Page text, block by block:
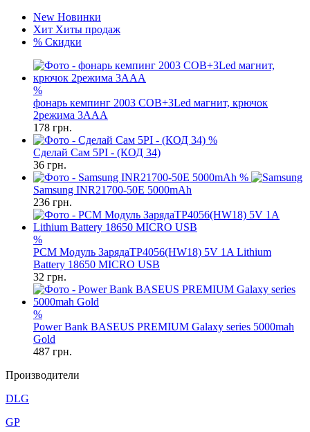
New Новинки
Хит Хиты продаж
% Скидки
%
фонарь кемпинг 2003 COB+3Led магнит, крючок
2режима 3AAA
178 грн.
%
Сделай Сам 5PI - (КОД 34)
36 грн.
%
Samsung INR21700-50E 5000mAh
236 грн.
%
PCM Модуль ЗарядаTP4056(HW18) 5V 1A Lithium
Battery 18650 MICRO USB
32 грн.
%
Power Bank BASEUS PREMIUM Galaxy series 5000mah
Gold
487 грн.
Производители
DLG
GP